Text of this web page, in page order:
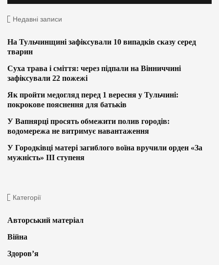
Недавні записи
На Тульчинщині зафіксували 10 випадків сказу серед
тварин
Суха трава і сміття: через підпали на Вінниччині
зафіксували 22 пожежі
Як пройти медогляд перед 1 вересня у Тульчині:
покрокове пояснення для батьків
У Вапнярці просять обмежити полив городів:
водомережа не витримує навантаження
У Городківці матері загиблого воїна вручили орден «За
мужність» ІІІ ступеня
Категорії
Авторський матеріал
Війна
Здоров’я